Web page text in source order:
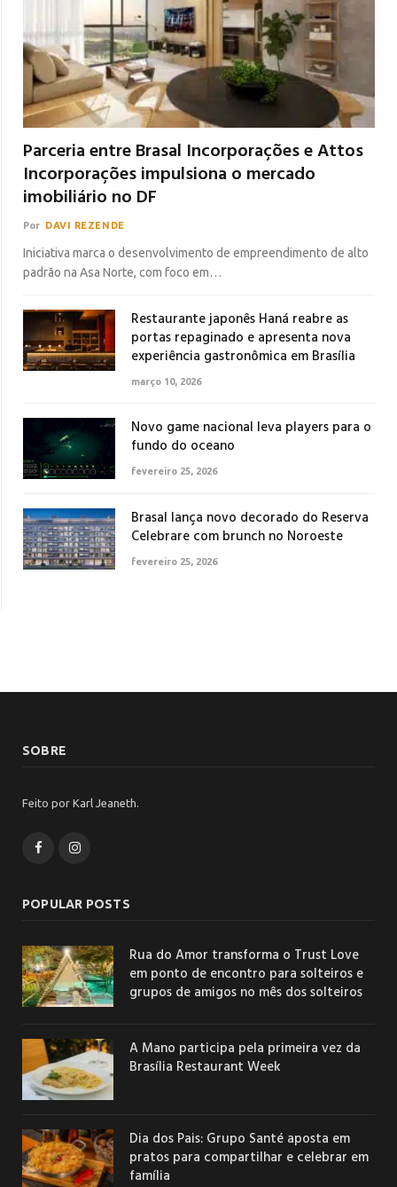
Parceria entre Brasal Incorporações e Attos
Incorporações impulsiona o mercado
imobiliário no DF
Por DAVI REZENDE
Iniciativa marca o desenvolvimento de empreendimento de alto
padrão na Asa Norte, com foco em…
Restaurante japonês Haná reabre as
portas repaginado e apresenta nova
experiência gastronômica em Brasília
março 10, 2026
Novo game nacional leva players para o
fundo do oceano
fevereiro 25, 2026
Brasal lança novo decorado do Reserva
Celebrare com brunch no Noroeste
fevereiro 25, 2026
SOBRE
Feito por Karl Jeaneth.
FacebookInstagram
POPULAR POSTS
Rua do Amor transforma o Trust Love
em ponto de encontro para solteiros e
grupos de amigos no mês dos solteiros
A Mano participa pela primeira vez da
Brasília Restaurant Week
Dia dos Pais: Grupo Santé aposta em
pratos para compartilhar e celebrar em
família